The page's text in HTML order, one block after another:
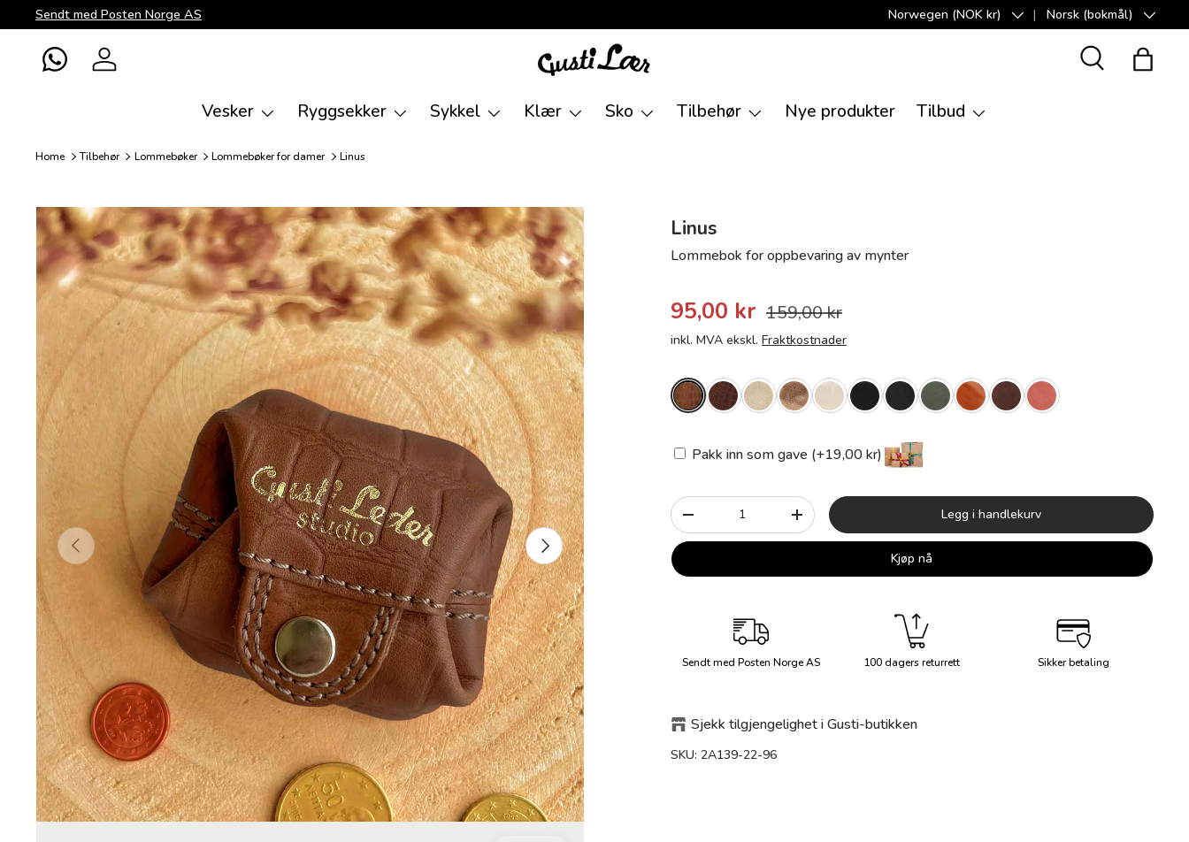
Direkte til innhold
Sendt med Posten Norge AS Land/Region
Norwegen (NOK kr) SpråkNorsk (bokmål)
WhatsAppLogg inn Suche
Vesker Ryggsekker Sykkel Klær Sko Tilbehør Nye produkter Tilbud
Home Tilbehør Lommebøker Lommebøker for damer Linus
Forrige Neste
Linus
Lommebok for oppbevaring av mynter
95,00 kr 159,00 kr
inkl. MVA ekskl. Fraktkostnader
Pakk inn som gave (+19,00 kr)
Antall
-
+ Legg i handlekurv
Kjøp nå
Sendt med Posten Norge AS 100 dagers returrett Sikker betaling
Sjekk tilgjengelighet i Gusti-butikken
SKU: 2A139-22-96